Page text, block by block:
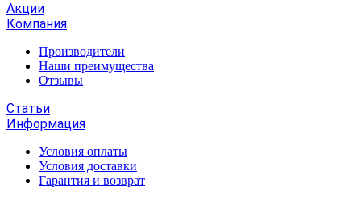
Акции
Компания
Производители
Наши преимущества
Отзывы
Статьи
Информация
Условия оплаты
Условия доставки
Гарантия и возврат